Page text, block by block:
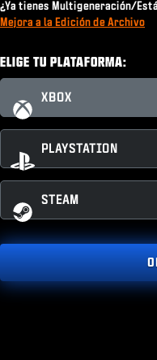
¿Ya tienes Multigeneración/
Mejora a la Edición de Archivo
ELIGE TU PLATAFORMA:
XBOX
PLAYSTATION
STEAM